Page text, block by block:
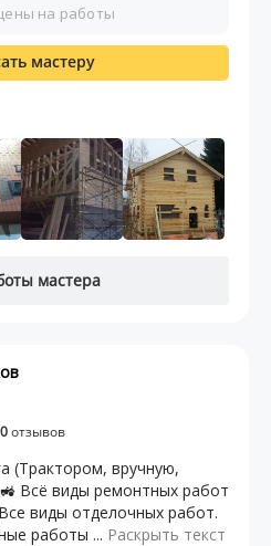
на работы
мастеру
мастера
0отзывов
(Трактором, вручную,
Всё виды ремонтных работ
виды отделочных работ.
работы ... Раскрыть текст